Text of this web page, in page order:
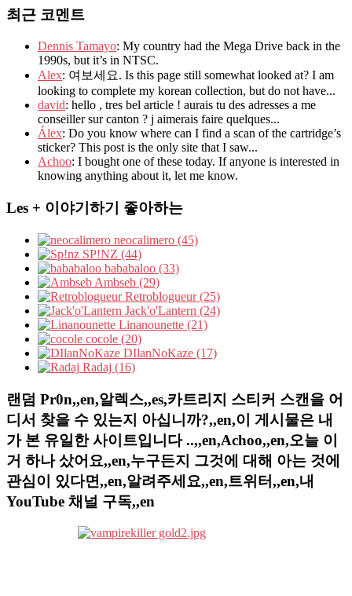
최근 코멘트
Dennis Tamayo: My country had the Mega Drive back in the
1990s, but it’s in NTSC.
Alex: 여보세요. Is this page still somewhat looked at? I am
looking to complete my korean collection, but do not have...
david: hello , tres bel article ! aurais tu des adresses a me
conseiller sur canton ? j aimerais faire quelques...
Álex: Do you know where can I find a scan of the cartridge’s
sticker? This post is the only site that I saw...
Achoo: I bought one of these today. If anyone is interested in
knowing anything about it, let me know.
Les + 이야기하기 좋아하는
neocalimero (45)
SP!NZ (44)
bababaloo (33)
Ambseb (29)
Retroblogueur (25)
Jack'o'Lantern (24)
Linanounette (21)
cocole (20)
DIlanNoKaze (17)
Radaj (16)
랜덤 Pr0n,,en,알렉스,,es,카트리지 스티커 스캔을 어
디서 찾을 수 있는지 아십니까?,,en,이 게시물은 내
가 본 유일한 사이트입니다 ..,,en,Achoo,,en,오늘 이
거 하나 샀어요,,en,누구든지 그것에 대해 아는 것에
관심이 있다면,,en,알려주세요,,en,트위터,,en,내
YouTube 채널 구독,,en